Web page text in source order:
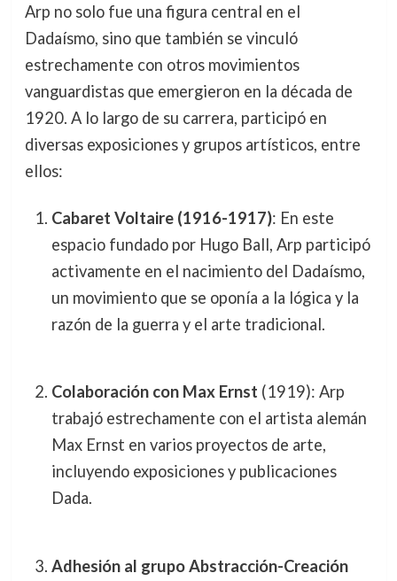
Arp no solo fue una figura central en el
Dadaísmo, sino que también se vinculó
estrechamente con otros movimientos
vanguardistas que emergieron en la década de
1920. A lo largo de su carrera, participó en
diversas exposiciones y grupos artísticos, entre
ellos:
Cabaret Voltaire (1916-1917): En este
espacio fundado por Hugo Ball, Arp participó
activamente en el nacimiento del Dadaísmo,
un movimiento que se oponía a la lógica y la
razón de la guerra y el arte tradicional.
Colaboración con Max Ernst (1919): Arp
trabajó estrechamente con el artista alemán
Max Ernst en varios proyectos de arte,
incluyendo exposiciones y publicaciones
Dada.
Adhesión al grupo Abstracción-Creación